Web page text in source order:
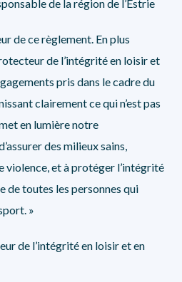
de la région de l’Estrie
de ce règlement. En plus
de l’intégrité en loisir et
pris dans le cadre du
clairement ce qui n’est pas
en lumière notre
des milieux sains,
violence, et à protéger l’intégrité
de toutes les personnes qui
»
de l’intégrité en loisir et en